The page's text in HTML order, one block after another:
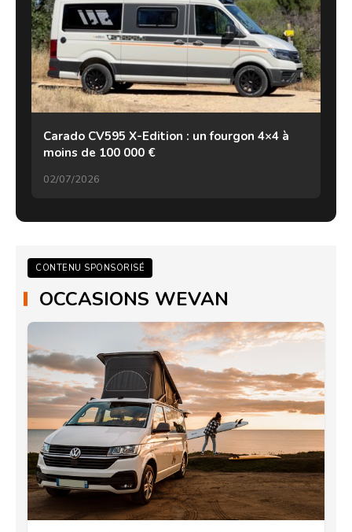
Carado CV595 X-Edition : un fourgon 4×4 à
moins de 100 000 €
02/07/2026
CONTENU SPONSORISÉ
OCCASIONS WEVAN